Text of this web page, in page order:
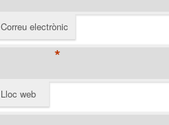
Correu electrònic
*
Lloc web